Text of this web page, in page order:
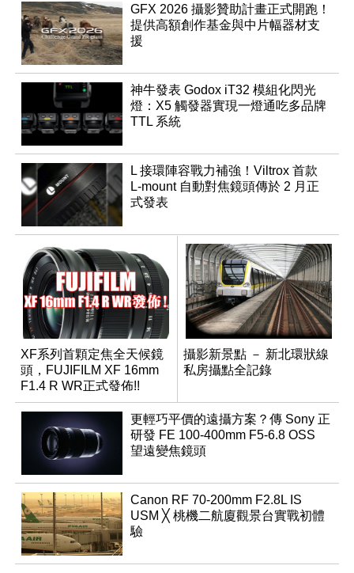
GFX 2026 攝影贊助計畫正式開跑！
提供高額創作基金與中片幅器材支
援
神牛發表 Godox iT32 模組化閃光
燈：X5 觸發器實現一燈通吃多品牌
TTL 系統
L 接環陣容戰力補強！Viltrox 首款
L-mount 自動對焦鏡頭傳於 2 月正
式發表
XF系列首顆定焦全天候鏡
頭，FUJIFILM XF 16mm
F1.4 R WR正式發佈!!
攝影新景點 － 新北環狀線
私房攝點全記錄
更輕巧平價的遠攝方案？傳 Sony 正
研發 FE 100-400mm F5-6.8 OSS
望遠變焦鏡頭
Canon RF 70-200mm F2.8L IS
USM ╳ 桃機二航廈觀景台實戰初體
驗